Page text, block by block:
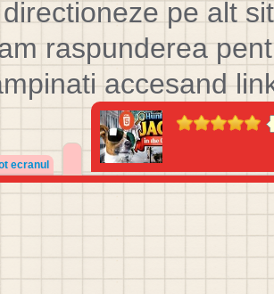
pe alt
raspunderea
accesand
ecranul